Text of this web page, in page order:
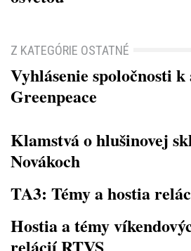
Z KATEGÓRIE OSTATNÉ
Vyhlásenie spoločnosti
Greenpeace
Klamstvá o hlušinovej
Novákoch
TA3: Témy a hostia
Hostia a témy